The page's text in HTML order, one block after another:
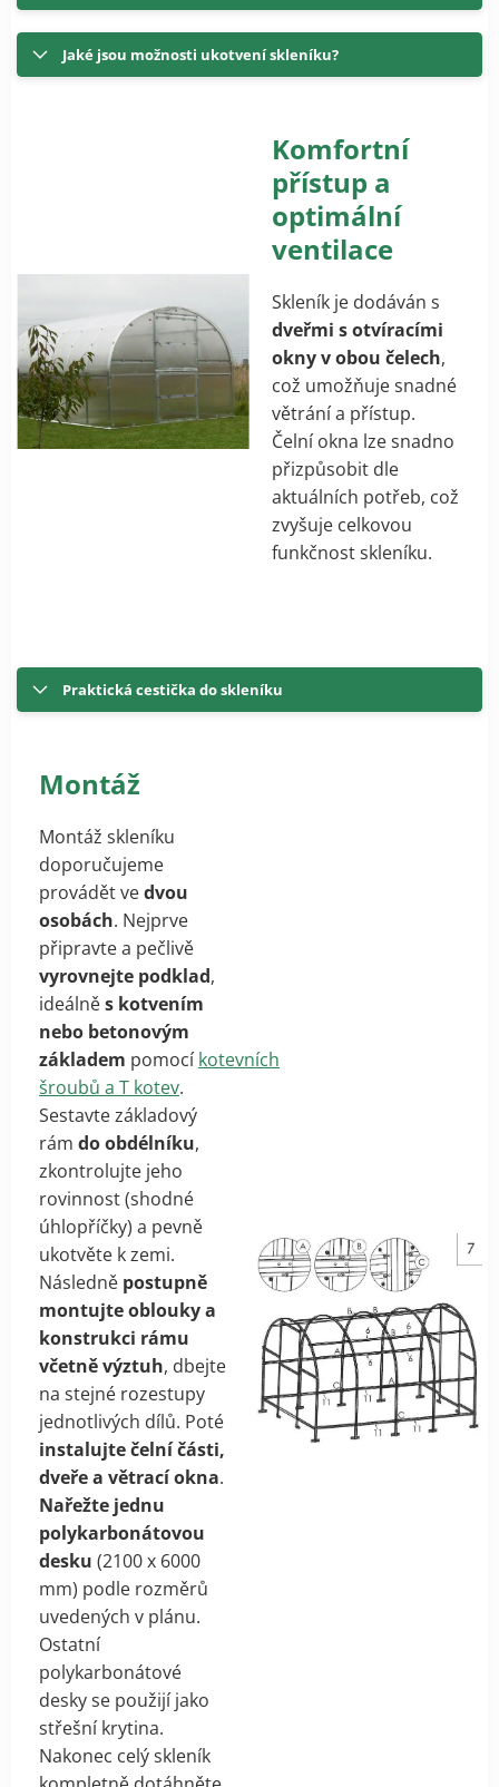
Jaké jsou možnosti ukotvení skleníku?
Komfortní
přístup a
optimální
ventilace
Skleník je dodáván s
dveřmi s otvíracími
okny v obou čelech,
což umožňuje snadné
větrání a přístup.
Čelní okna lze snadno
přizpůsobit dle
aktuálních potřeb, což
zvyšuje celkovou
funkčnost skleníku.
Praktická cestička do skleníku
Montáž
Montáž skleníku
doporučujeme
provádět vedvou
osobách. Nejprve
připravte a pečlivě
vyrovnejte podklad,
ideálněs kotvením
nebo betonovým
základem pomocí kotevních
šroubů a T kotev.
Sestavte základový
rám do obdélníku,
zkontrolujte jeho
rovinnost (shodné
úhlopříčky) a pevně
ukotvěte k zemi.
Následně postupně
montujte oblouky a
konstrukci rámu
včetně výztuh, dbejte
na stejné rozestupy
jednotlivých dílů. Poté
instalujte čelní části,
dveře a větrací okna.
Nařežte jednu
polykarbonátovou
desku (2100 x 6000
mm) podle rozměrů
uvedených v plánu.
Ostatní
polykarbonátové
desky se použijí jako
střešní krytina.
Nakonec celý skleník